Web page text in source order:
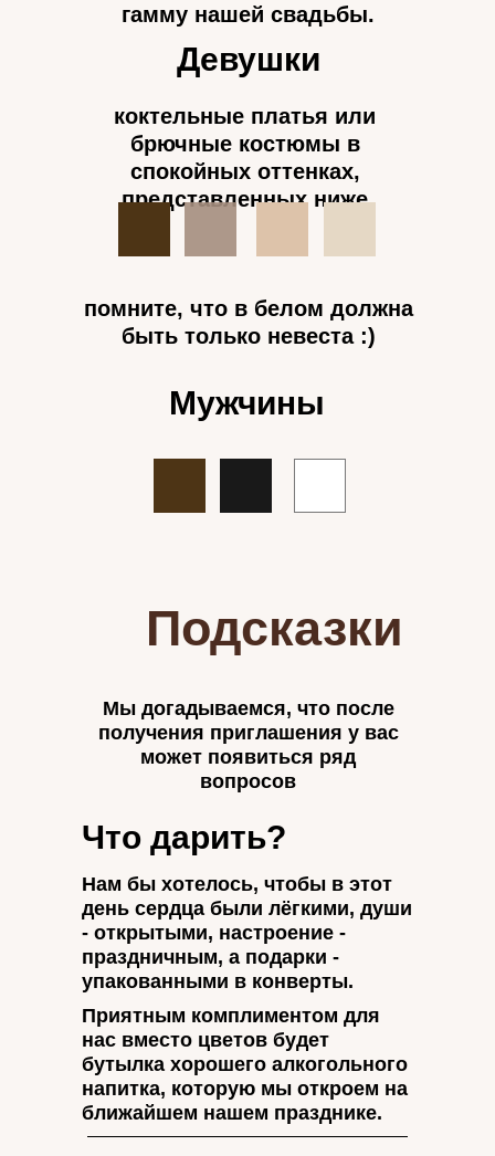
гамму нашей свадьбы.
коктельные платья или
брючные костюмы в
спокойных оттенках,
представленных ниже
помните, что в белом должна
быть только невеста :)
Девушки
Мужчины
Что дарить?
Нам бы хотелось, чтобы в этот
день сердца были лёгкими, души
- открытыми, настроение -
праздничным, а подарки -
упакованными в конверты.
Приятным комплиментом для
нас вместо цветов будет
бутылка хорошего алкогольного
напитка, которую мы откроем на
ближайшем нашем празднике.
Мы догадываемся, что после
получения приглашения у вас
может появиться ряд
вопросов
Подсказки